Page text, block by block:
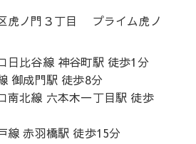
虎ノ門３丁目 プライム虎ノ
日比谷線 神谷町駅 徒歩1分
御成門駅 徒歩8分
南北線 六本木一丁目駅 徒歩
線 赤羽橋駅 徒歩15分